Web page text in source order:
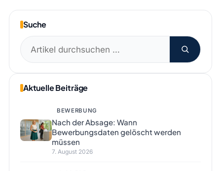
Beiträge
Suche
Suchen
nach:
Aktuelle Beiträge
BEWERBUNG
Nach der Absage: Wann
Bewerbungsdaten gelöscht werden
müssen
7. August 2026